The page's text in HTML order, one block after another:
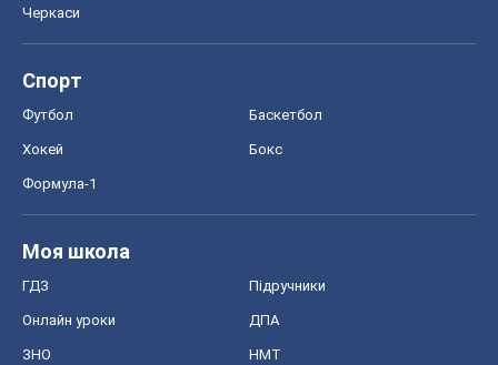
Черкаси
Спорт
Футбол Баскетбол
Хокей Бокс
Формула-1
Моя школа
ГДЗ Підручники
Онлайн уроки ДПА
ЗНО НМТ